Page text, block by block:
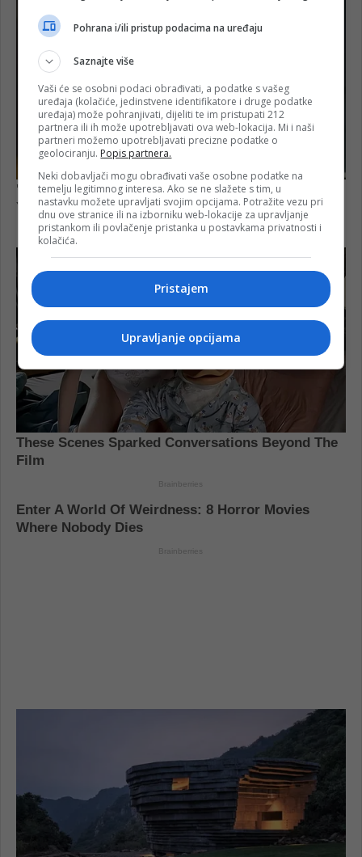
Pohrana i/ili pristup podacima na uređaju
Saznajte više
Vaši će se osobni podaci obrađivati, a podatke s vašeg
uređaja (kolačiće, jedinstvene identifikatore i druge podatke
uređaja) može pohranjivati, dijeliti te im pristupati 212
partnera ili ih može upotrebljavati ova web-lokacija. Mi i naši
partneri možemo upotrebljavati precizne podatke o
geolociranju. Popis partnera.
Neki dobavljači mogu obrađivati vaše osobne podatke na
temelju legitimnog interesa. Ako se ne slažete s tim, u
nastavku možete upravljati svojim opcijama. Potražite vezu pri
dnu ove stranice ili na izborniku web-lokacije za upravljanje
pristankom ili povlačenje pristanka u postavkama privatnosti i
kolačića.
Pristajem
Upravljanje opcijama